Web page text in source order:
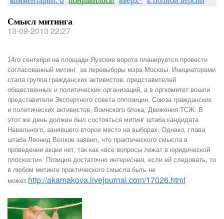
Смысл митинга
13-09-2013 22:27
14го сентября на площади Яузские ворота планируется провести
согласованный митинг за перевыборы мэра Москвы. Инициаторами
стала группа гражданских активистов, представителей
общественных и политических организаций, а в оргкомитет вошли
представители Экспертного совета оппозиции, Союза гражданских
и политических активистов, Воинского блока, Движения ТСЖ. В
этот же день должен был состояться митинг штаба кандидата
Навального, занявшего второе место на выборах. Однако, глава
штаба Леонид Волков заявил, что практического смысла в
проведении акции нет, так как «все вопросы лежат в юридической
плоскости». Позиция достаточно интересная, если ей следовать, то
в любом митинге практического смысла быть не
может.http://akamakova.livejournal.com/17026.html